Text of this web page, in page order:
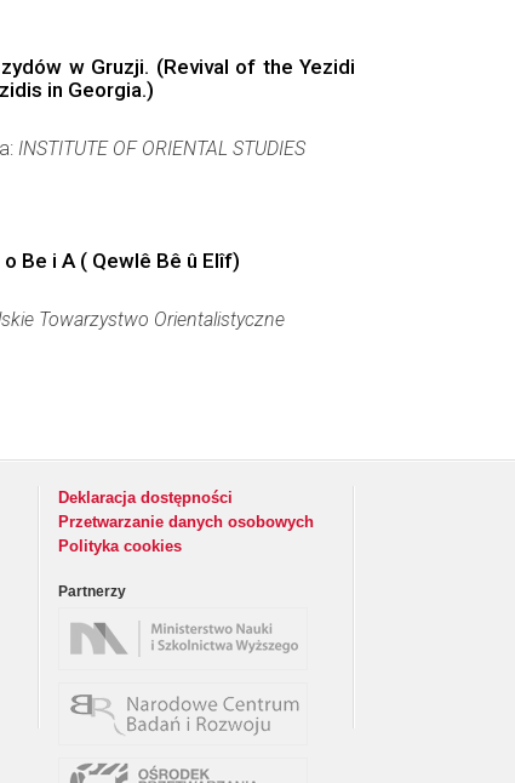
w Gruzji. (Revival of the Yezidi
in Georgia.)
INSTITUTE OF ORIENTAL STUDIES
Be i A ( Qewlê Bê û Elîf)
Towarzystwo Orientalistyczne
Deklaracja dostępności
Przetwarzanie danych osobowych
Polityka cookies
Partnerzy